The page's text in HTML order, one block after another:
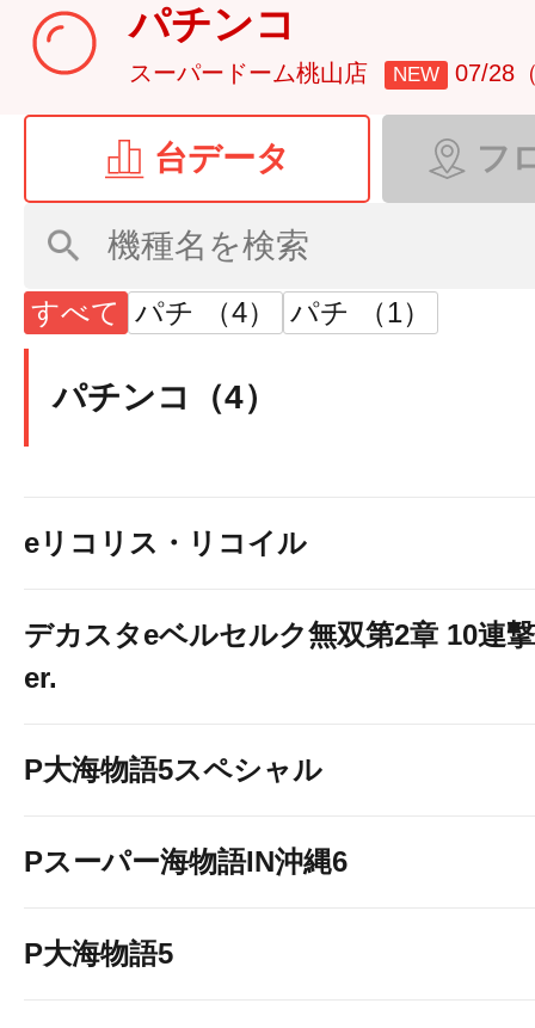
パチンコ
スーパードーム桃山店 NEW 07/28
台データ フ
すべて パチ （4） パチ （1）
パチンコ（4）
eリコリス・リコイル
デカスタeベルセルク無双第2章 10連
er.
P大海物語5スペシャル
Pスーパー海物語IN沖縄6
P大海物語5